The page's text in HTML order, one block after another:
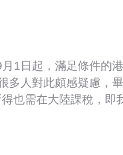
1日起，滿足條件的
多人對此頗感疑慮，
也需在大陸課稅，即